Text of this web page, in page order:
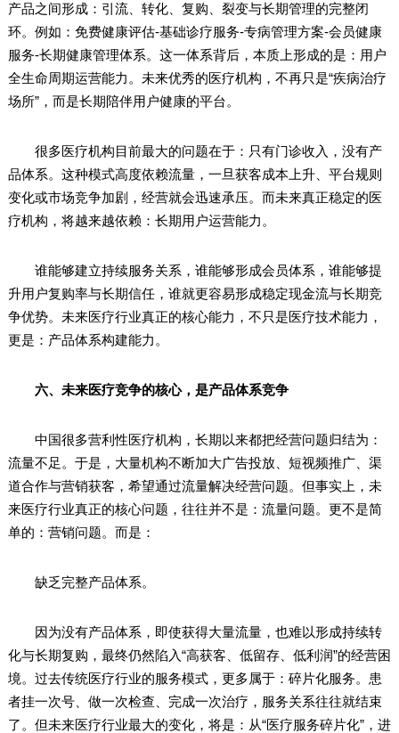
产品之间形成：引流、转化、复购、裂变与长期管理的完整闭
环。例如：免费健康评估-基础诊疗服务-专病管理方案-会员健康
服务-长期健康管理体系。这一体系背后，本质上形成的是：用户
全生命周期运营能力。未来优秀的医疗机构，不再只是“疾病治疗
场所”，而是长期陪伴用户健康的平台。
很多医疗机构目前最大的问题在于：只有门诊收入，没有产
品体系。这种模式高度依赖流量，一旦获客成本上升、平台规则
变化或市场竞争加剧，经营就会迅速承压。而未来真正稳定的医
疗机构，将越来越依赖：长期用户运营能力。
谁能够建立持续服务关系，谁能够形成会员体系，谁能够提
升用户复购率与长期信任，谁就更容易形成稳定现金流与长期竞
争优势。未来医疗行业真正的核心能力，不只是医疗技术能力，
更是：产品体系构建能力。
六、未来医疗竞争的核心，是产品体系竞争
中国很多营利性医疗机构，长期以来都把经营问题归结为：
流量不足。于是，大量机构不断加大广告投放、短视频推广、渠
道合作与营销获客，希望通过流量解决经营问题。但事实上，未
来医疗行业真正的核心问题，往往并不是：流量问题。更不是简
单的：营销问题。而是：
缺乏完整产品体系。
因为没有产品体系，即使获得大量流量，也难以形成持续转
化与长期复购，最终仍然陷入“高获客、低留存、低利润”的经营困
境。过去传统医疗行业的服务模式，更多属于：碎片化服务。患
者挂一次号、做一次检查、完成一次治疗，服务关系往往就结束
了。但未来医疗行业最大的变化，将是：从“医疗服务碎片化”，进